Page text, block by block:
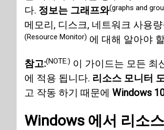
다. 정보는 그래프와(graphs and
메모리, 디스크, 네트워크 사용
(Resource Monitor) 에 대해 알아야
참고:(NOTE:) 이 가이드는 모든 최
에 적용 됩니다. 리소스 모니터
고 작동 하기 때문에 Windows
Windows에서 리소